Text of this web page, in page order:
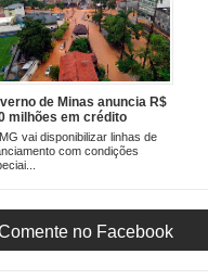
de Minas anuncia R$
milhões em crédito
para empresas e
atingidas pelas
vai disponibilizar linhas de
com condições
no Facebook